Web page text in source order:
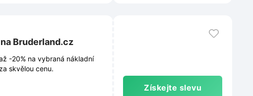
Bruderland.cz
-20% na vybraná nákladní
skvělou cenu.
Získejte slevu